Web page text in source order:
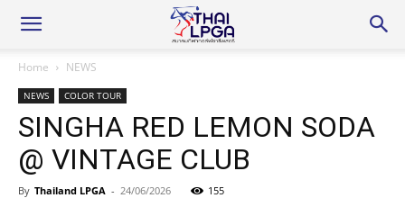
Home NEWS
NEWS COLOR TOUR
SINGHA RED LEMON SODA
@ VINTAGE CLUB
By Thailand LPGA - 24/06/2026 155